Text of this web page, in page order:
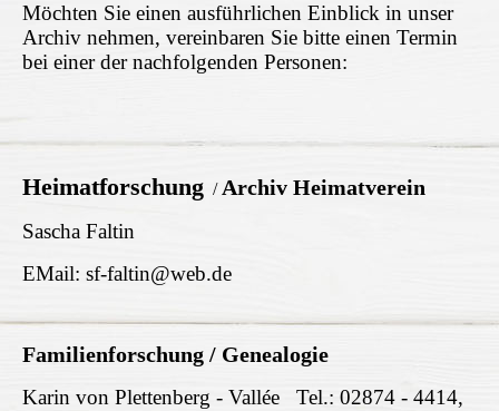
Möchten Sie einen ausführlichen Einblick in unser
Archiv nehmen, vereinbaren Sie bitte einen Termin
bei einer der nachfolgenden Personen:
Heimatforschung / Archiv Heimatverein
Sascha Faltin
EMail: sf-faltin@web.de
Familienforschung / Genealogie
Karin von Plettenberg - Vallée Tel.: 02874 - 4414,